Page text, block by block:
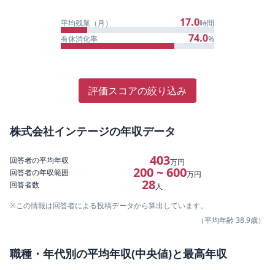
平均残業（月） 17.0時間
有休消化率
74.0%
評価スコアの絞り込み
株式会社インテージの年収データ
回答者の平均年収 403万円
回答者の年収範囲
200 ~ 600万円
回答者数
28人
※この情報は回答者による投稿データから算出しています。
（平均年齢38.9歳）
職種・年代別の平均年収(中央値)と最高年収